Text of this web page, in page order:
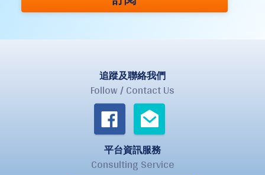
追蹤及聯絡我們
Follow / Contact Us
平台資訊服務
Consulting Service